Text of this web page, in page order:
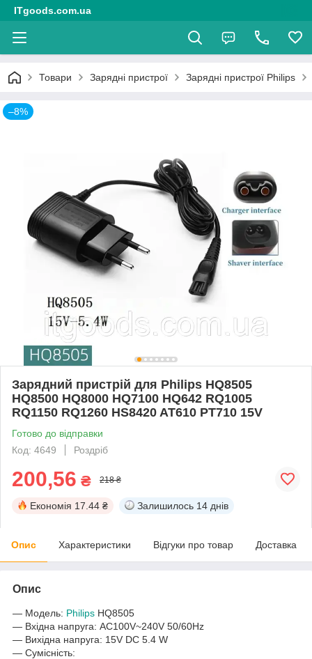
ITgoods.com.ua
Товари Зарядні пристрої Зарядні пристрої Philips
–8%
Зарядний пристрій для Philips HQ8505
HQ8500 HQ8000 HQ7100 HQ642 RQ1005
RQ1150 RQ1260 HS8420 AT610 PT710 15V
Готово до відправки
Код: 4649
Роздріб
200,56 ₴ 218 ₴
Економія 17.44 ₴ Залишилось 14 днів
Опис Характеристики Відгуки про товар Доставка
Опис
― Модель: Philips HQ8505
― Вхідна напруга: AC100V~240V 50/60Hz
― Вихідна напруга: 15V DC 5.4 W
― Сумісність: